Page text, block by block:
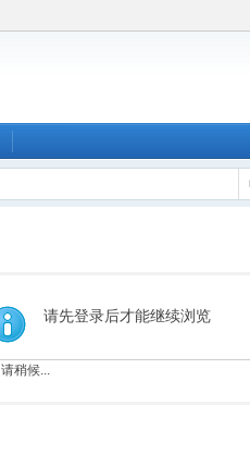
请先登录后才能继续浏览
请稍候...